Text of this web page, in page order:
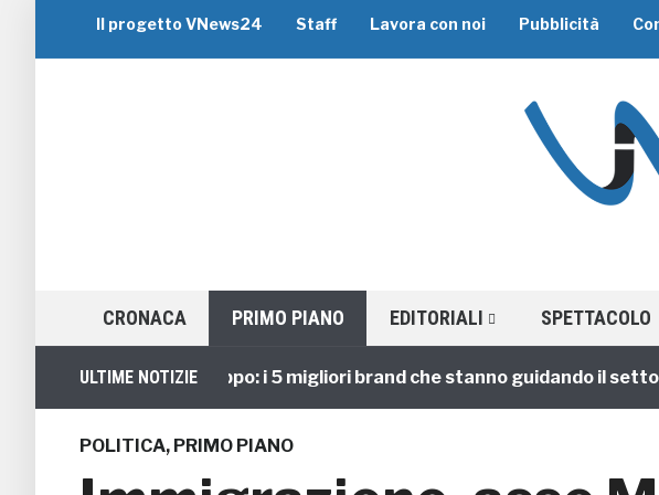
Il progetto VNews24 Staff Lavora con noi Pubblicità
CRONACA PRIMO PIANO EDITORIALI SPETTACOLO
ULTIME NOTIZIE
Viaggi di Gruppo: i 5 migliori brand che stanno guidando il settore
POLITICA, PRIMO PIANO